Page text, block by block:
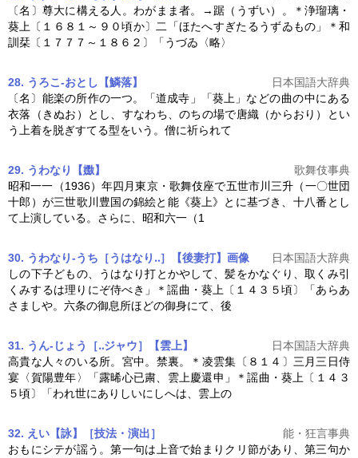
〔名〕尊大に構える人。わがまま者。→踞（うずい）。＊浄瑠璃・
葵上 〔１６８１～９０頃か〕二「ほたへすぎたるうずゐもの」＊和
訓栞〔１７７７～１８６２〕「うづゐ〈略〉
28. うろこ‐おとし【鱗落】
日本国語大辞典
〔名〕能楽の所作の一つ。「道成寺」「葵上 」などの曲の中にある
衣落（きぬお）とし、すなわち、のちの場で唐織（からおり）とい
う上着を脱ぎすてる型をいう。僧に祈られて
29. うわなり【嫐】
歌舞伎事典
昭和一一（1936）年四月東京・歌舞伎座で五世市川三升（一〇世団
十郎）が三世歌川豊国の錦絵と能《葵上》とに基づき、十八番とし
て上演している。さらに、昭和六一（1
30. うわなり‐うち［うはなり‥］【後妻打】 画像
日本国語大辞典
しの下子どもの、うはなり打とかやして、髪をかなぐり、取くみ引
くみするは理りにぞ侍べき」＊謡曲・ 葵上 〔１４３５頃〕「あらあ
さましや。六条の御息所ほどの御身にて、後
31. うん‐じょう［‥ジャウ］【雲上】
日本国語大辞典
高貴な人々のいる所。宮中。禁裏。＊凌雲集〔８１４〕三月三日侍
宴〈賀陽豊年〉「露晞心已粛、雲上慶還申」＊謡曲・ 葵上 〔１４３
５頃〕「われ世にありしいにしへは、雲上の
32. えい【詠】［技法・演出］
能・狂言事典
おもにシテが謡う。第一句は上音で始まりクリ節があり、第三句か